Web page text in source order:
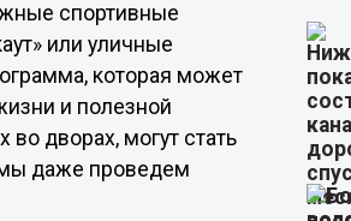
спортивные
или уличные
которая может
и полезной
во дворах, могут стать
даже проведем